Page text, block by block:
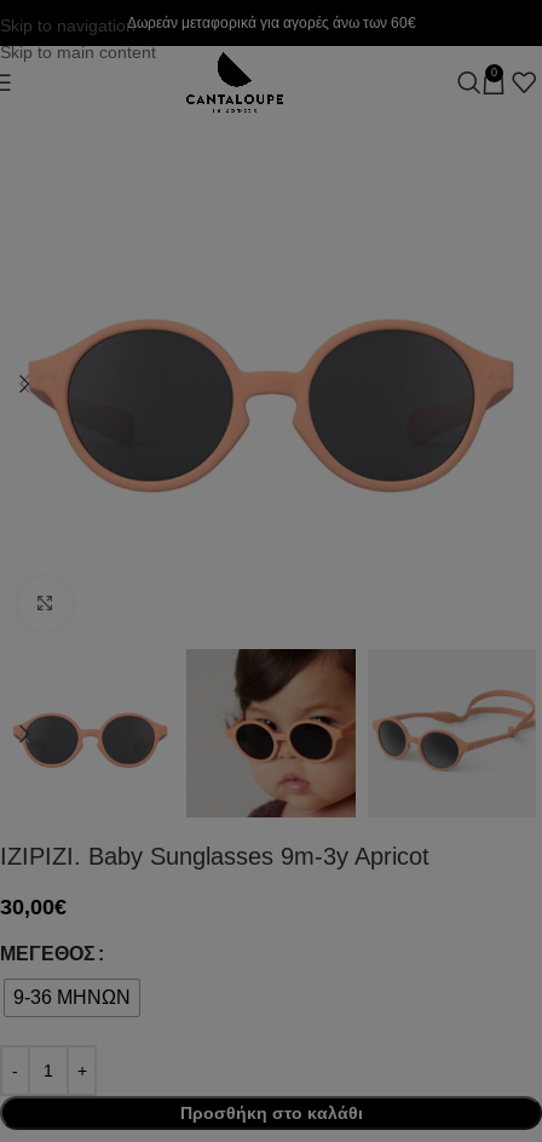
Skip to navigation
Skip to main content
Δωρεάν μεταφορικά για αγορές άνω των 60€
0
IZIPIZI. Baby Sunglasses 9m-3y Apricot
30,00€
ΜΈΓΕΘΟΣ
9-36 ΜΗΝΩΝ
Προσθήκη στο καλάθι